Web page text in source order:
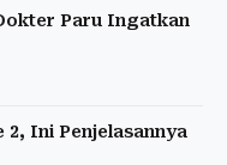
Paru Ingatkan
2, Ini Penjelasannya